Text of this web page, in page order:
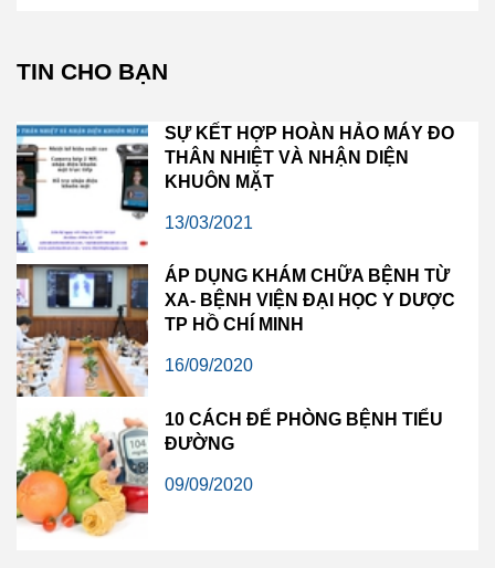
TIN CHO BẠN
SỰ KẾT HỢP HOÀN HẢO MÁY ĐO
THÂN NHIỆT VÀ NHẬN DIỆN
KHUÔN MẶT
13/03/2021
ÁP DỤNG KHÁM CHỮA BỆNH TỪ
XA- BỆNH VIỆN ĐẠI HỌC Y DƯỢC
TP HỒ CHÍ MINH
16/09/2020
10 CÁCH ĐỂ PHÒNG BỆNH TIỂU
ĐƯỜNG
09/09/2020